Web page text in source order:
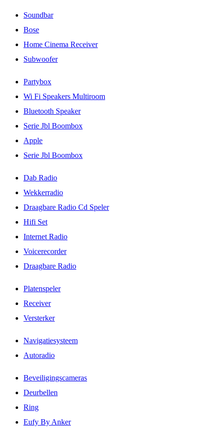
Soundbar
Bose
Home Cinema Receiver
Subwoofer
Partybox
Wi Fi Speakers Multiroom
Bluetooth Speaker
Serie Jbl Boombox
Apple
Serie Jbl Boombox
Dab Radio
Wekkerradio
Draagbare Radio Cd Speler
Hifi Set
Internet Radio
Voicerecorder
Draagbare Radio
Platenspeler
Receiver
Versterker
Navigatiesysteem
Autoradio
Beveiligingscameras
Deurbellen
Ring
Eufy By Anker